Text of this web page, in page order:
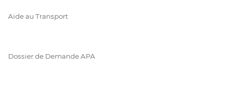
Aide au Transport
Dossier de Demande APA